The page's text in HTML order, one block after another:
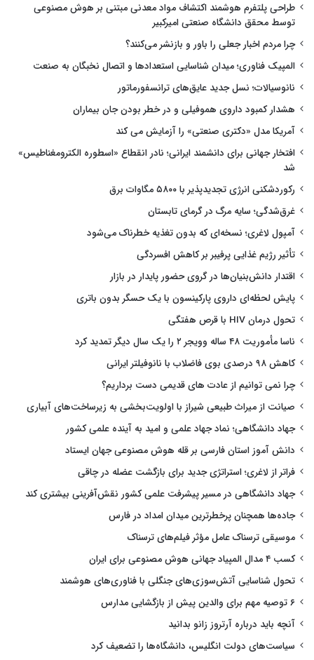
طراحی پلتفرم هوشمند اکتشاف مواد معدنی مبتنی بر هوش مصنوعی
توسط محقق دانشگاه صنعتی امیرکبیر
چرا مردم اخبار جعلی را باور و بازنشر می‌کنند؟
المپیک فناوری؛ میدان شناسایی استعدادها و اتصال نخبگان به صنعت
نانوسیالات؛ نسل جدید عایق‌های ترانسفورماتور
هشدار کمبود داروی هموفیلی و در خطر بودن جان بیماران
آمریکا مدل «دکتری صنعتی» را آزمایش می کند
افتخار جهانی برای دانشمند ایرانی؛ نادر انقطاع «اسطوره الکترومغناطیس»
شد
رکوردشکنی انرژی تجدیدپذیر با ۵۸۰۰ مگاوات برق
غرق‌شدگی؛ سایه مرگ در گرمای تابستان
آمپول لاغری؛ نسخه‌ای که بدون تغذیه خطرناک می‌شود
تأثیر رژیم غذایی پرفیبر بر کاهش افسردگی
اقتدار دانش‌بنیان‌ها در گروی حضور پایدار در بازار
پایش لحظه‌ای داروی پارکینسون با یک حسگر بدون باتری
تحول درمان HIV با قرص هفتگی
ناسا مأموریت ۴۸ ساله وویجر ۲ را یک سال دیگر تمدید کرد
کاهش ۹۸ درصدی بوی فاضلاب با نانوفیلتر ایرانی
چرا نمی توانیم از عادت های قدیمی دست برداریم؟
صیانت از میراث طبیعی شیراز با اولویت‌بخشی به زیرساخت‌های آبیاری
جهاد دانشگاهی؛ نماد جهاد علمی و امید به آینده علمی کشور
دانش آموز استان فارسی بر قله هوش مصنوعی جهان ایستاد
فراتر از لاغری؛ استراتژی جدید برای بازگشت عضله در چاقی
جهاد دانشگاهی در مسیر پیشرفت علمی کشور نقش‌آفرینی بیشتری کند
جاده‌ها همچنان پرخطرترین میدان امداد در فارس
موسیقی ترسناک عامل مؤثر فیلم‌های ترسناک
کسب ۴ مدال المپیاد جهانی هوش مصنوعی برای ایران
تحول شناسایی آتش‌سوزی‌های جنگلی با فناوری‌های هوشمند
۶ توصیه مهم برای والدین پیش از بازگشایی مدارس
آنچه باید درباره آرتروز زانو بدانید
سیاست‌های دولت انگلیس، دانشگاه‌ها را تضعیف کرد